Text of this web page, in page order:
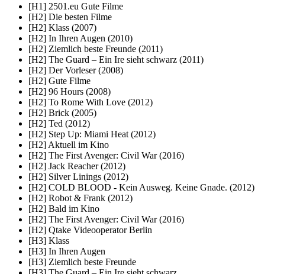
[H1] 2501.eu Gute Filme
[H2] Die besten Filme
[H2] Klass (2007)
[H2] In Ihren Augen (2010)
[H2] Ziemlich beste Freunde (2011)
[H2] The Guard – Ein Ire sieht schwarz (2011)
[H2] Der Vorleser (2008)
[H2] Gute Filme
[H2] 96 Hours (2008)
[H2] To Rome With Love (2012)
[H2] Brick (2005)
[H2] Ted (2012)
[H2] Step Up: Miami Heat (2012)
[H2] Aktuell im Kino
[H2] The First Avenger: Civil War (2016)
[H2] Jack Reacher (2012)
[H2] Silver Linings (2012)
[H2] COLD BLOOD - Kein Ausweg. Keine Gnade. (2012)
[H2] Robot & Frank (2012)
[H2] Bald im Kino
[H2] The First Avenger: Civil War (2016)
[H2] Qtake Videooperator Berlin
[H3] Klass
[H3] In Ihren Augen
[H3] Ziemlich beste Freunde